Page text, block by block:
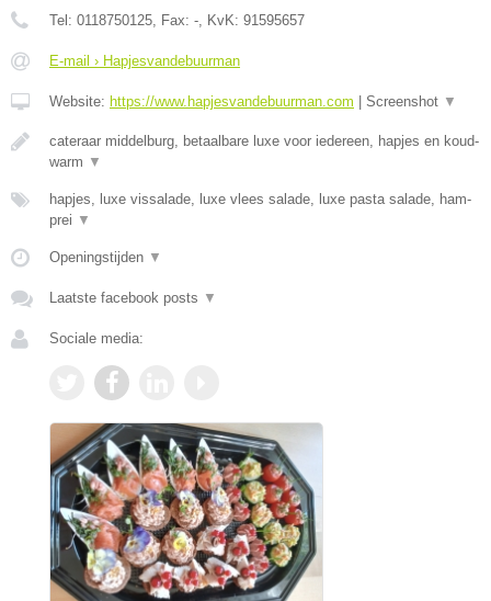
Tel: 0118750125, Fax: -, KvK: 91595657
E-mail › Hapjesvandebuurman
Website: https://www.hapjesvandebuurman.com Screenshot ▼
cateraar middelburg, betaalbare luxe voor iedereen, hapjes en koud-
warm ▼
hapjes, luxe vissalade, luxe vlees salade, luxe pasta salade, ham-
prei ▼
Openingstijden ▼
Laatste facebook posts ▼
Sociale media: